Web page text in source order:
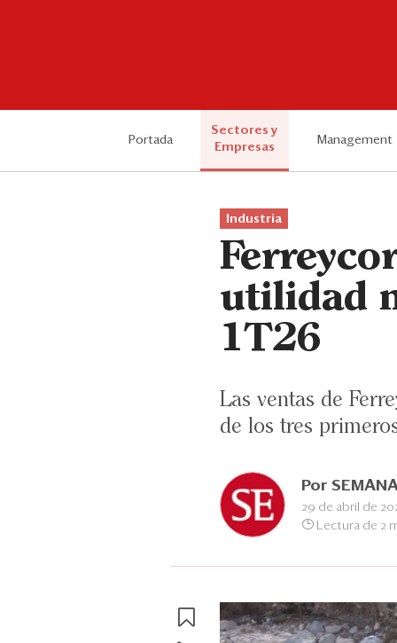
Portada
Sectores y
Empresas
Management
Industria
utilidad
1T26
Las ventas de
de los tres
Por
29 de abril de
Lectura de 2